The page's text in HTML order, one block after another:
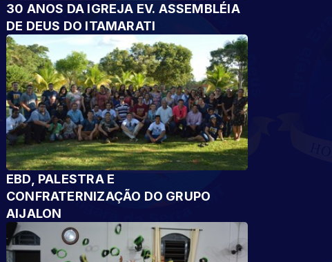
30 ANOS DA IGREJA EV. ASSEMBLÉIA
DE DEUS DO ITAMARATI
EBD, PALESTRA E
CONFRATERNIZAÇÃO DO GRUPO
AIJALON